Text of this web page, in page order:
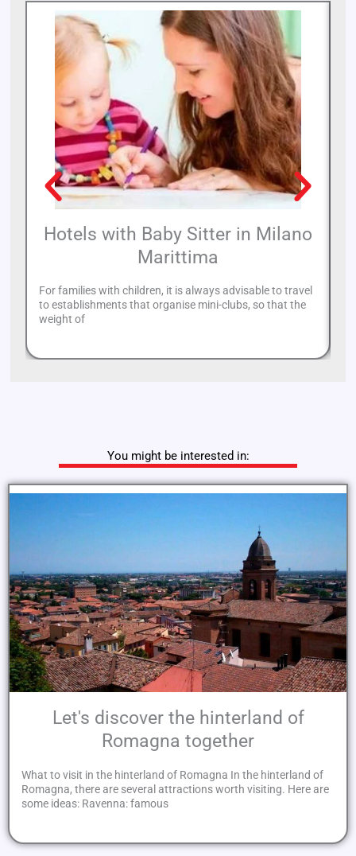
Hotels with Baby Sitter in Milano
Marittima
For families with children, it is always advisable to travel
to establishments that organise mini-clubs, so that the
weight of
You might be interested in:
Let's discover the hinterland of
Romagna together
What to visit in the hinterland of Romagna In the hinterland of
Romagna, there are several attractions worth visiting. Here are
some ideas: Ravenna: famous